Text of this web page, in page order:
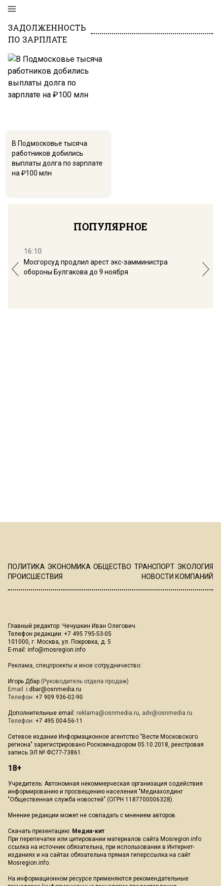
ЗАДОЛЖЕННОСТЬ
ПО ЗАРПЛАТЕ
В Подмосковье тысяча
работников добились
выплаты долга по зарплате
на ₽100 млн
ПОПУЛЯРНОЕ
16:10
Мосгорсуд продлил арест экс-замминистра
обороны Булгакова до 9 ноября
ПОЛИТИКА ЭКОНОМИКА ОБЩЕСТВО ТРАНСПОРТ ЭКОЛОГИЯ
ПРОИСШЕСТВИЯ
НОВОСТИ КОМПАНИЙ
Главный редактор: Чечушкин Иван Олегович.
Телефон редакции: +7 495 795-53-05
101000, г. Москва, ул. Покровка, д. 5
E-mail: info@mosregion.info
Реклама, спецпроекты и иное сотрудничество:
Игорь Дбар (Руководитель отдела продаж)
Email: i.dbar@osnmedia.ru
Телефон: +7 909 936-02-90
Дополнительные email: reklama@osnmedia.ru, adv@osnmedia.ru
Телефон: +7 495 004-56-11
Сетевое издание Информационное агентство "Вести Московского
региона" зарегистрировано Роскомнадзором 05.10.2018, реестровая
запись ЭЛ № ФС77-73861.
18+
Учредитель: Автономная некоммерческая организация содействия
информированию и просвещению населения "Медиахолдинг
"Общественная служба новостей" (ОГРН 1187700006328).
Мнение редакции может не совпадать с мнением авторов.
Скачать презентацию: Медиа-кит
При перепечатке или цитировании материалов сайта Mosregion.info
ссылка на источник обязательна, при использовании в Интернет-
изданиях и на сайтах обязательна прямая гиперссылка на сайт
Mosregion.info.
На информационном ресурсе применяются рекомендательные